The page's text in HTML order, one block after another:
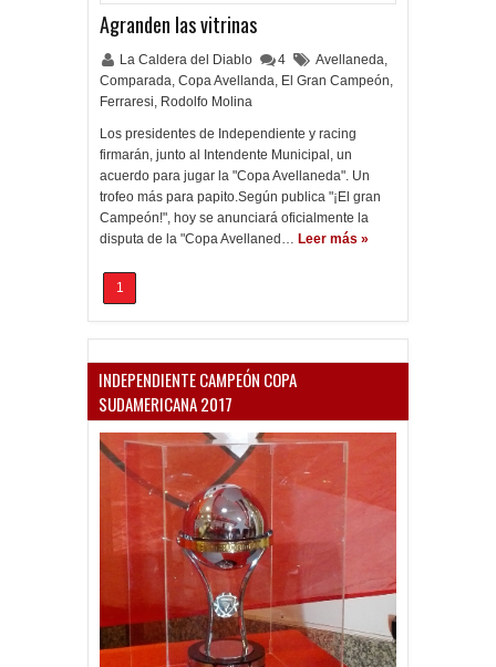
Agranden las vitrinas
La Caldera del Diablo 4 Avellaneda,
Comparada, Copa Avellanda, El Gran Campeón,
Ferraresi, Rodolfo Molina
Los presidentes de Independiente y racing
firmarán, junto al Intendente Municipal, un
acuerdo para jugar la "Copa Avellaneda". Un
trofeo más para papito.Según publica "¡El gran
Campeón!", hoy se anunciará oficialmente la
disputa de la "Copa Avellaned… Leer más »
1
INDEPENDIENTE CAMPEÓN COPA
SUDAMERICANA 2017